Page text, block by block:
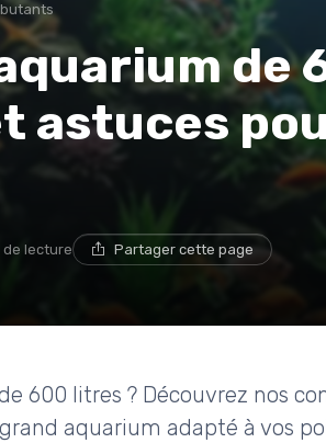
de
astuces
de lecture Partager cette page
600 litres ? Découvrez nos
aquarium adapté à vos